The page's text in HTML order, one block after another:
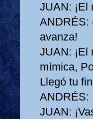
JUAN:
ANDRÉS:
avanza!
JUAN:
mímica,
Llegó tu
ANDRÉS:
JUAN: